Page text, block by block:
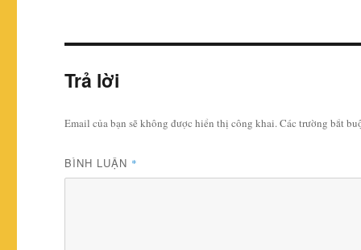
Trả lời
Email của bạn sẽ không được hiển thị công khai.Các trường bắt
BÌNH LUẬN *